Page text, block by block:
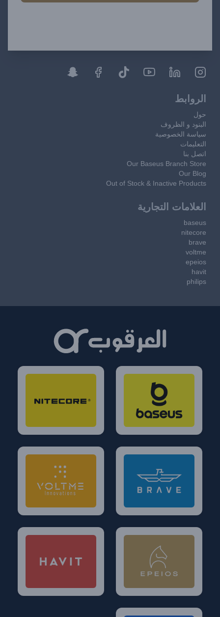
الروابط
حول
البنود و الظروف
سياسة الخصوصية
التعليمات
اتصل بنا
Our Baseus Branch Store
Our Blog
Out of Stock & Inactive Products
العلامات التجارية
baseus
nitecore
brave
voltme
epeios
havit
philips